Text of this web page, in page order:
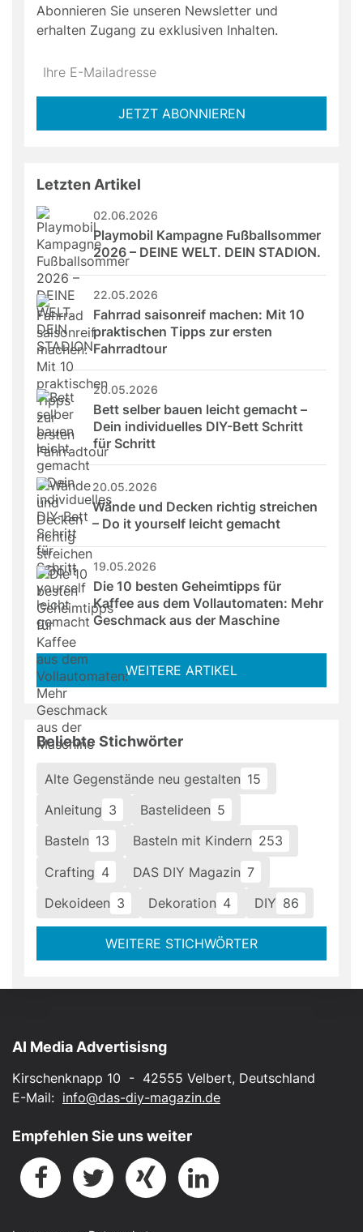
Abonnieren Sie unseren Newsletter und
erhalten Zugang zu exklusiven Inhalten.
Do
*Ihre
JETZT ABONNIEREN
Letzten Artikel
02.06.2026
Playmobil Kampagne Fußballsommer
2026 – DEINE WELT. DEIN STADION.
22.05.2026
Fahrrad saisonreif machen: Mit 10
praktischen Tipps zur ersten
Fahrradtour
20.05.2026
Bett selber bauen leicht gemacht –
Dein individuelles DIY-Bett Schritt
für Schritt
20.05.2026
Wände und Decken richtig streichen
– Do it yourself leicht gemacht
19.05.2026
Die 10 besten Geheimtipps für
Kaffee aus dem Vollautomaten: Mehr
Geschmack aus der Maschine
WEITERE ARTIKEL
Beliebte Stichwörter
Alte Gegenstände neu gestalten 15
Anleitung 3 Bastelideen 5
Basteln 13 Basteln mit Kindern 253
Crafting 4 DAS DIY Magazin 7
Dekoideen 3 Dekoration 4 DIY 86
WEITERE STICHWÖRTER
AI Media Advertisisng
Kirschenknapp 10 - 42555 Velbert, Deutschland
E-Mail: info@das-diy-magazin.de
Empfehlen Sie uns weiter